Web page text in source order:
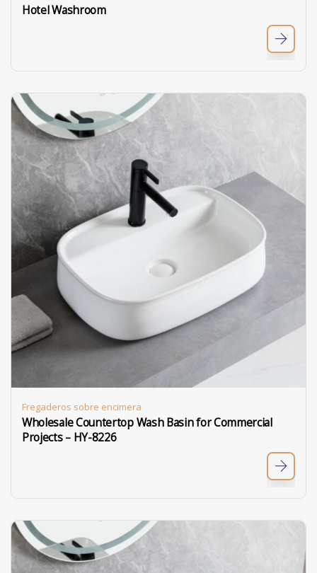
Hotel Washroom
Fregaderos sobre encimera
Wholesale Countertop Wash Basin for Commercial
Projects – HY-8226